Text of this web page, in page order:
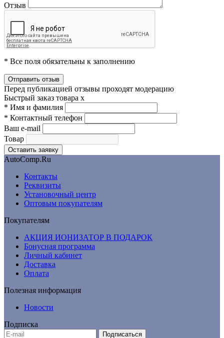
Отзыв
* Все поля обязательны к заполнению
Перед публикацией отзывы проходят модерацию
Быстрый заказ товара x
* Имя и фамилия
* Контактный телефон
Ваш e-mail
Товар
AutoComp.Ru
Контакты
Реквизиты
Установочный центр
Оптовым покупателям
Покупателям
АКЦИЯ ИОНИЗАТОР В ПОДАРОК
Бонусная программа
Личный кабинет
Доставка
Оплата
Полезная информация
Новости
Подписка
Подписаться